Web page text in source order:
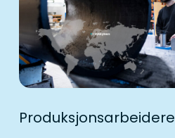
Produksjonsarbeidere